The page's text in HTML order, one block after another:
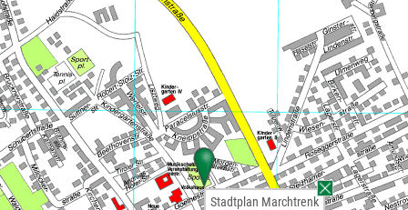
Stadtplan Marchtrenk